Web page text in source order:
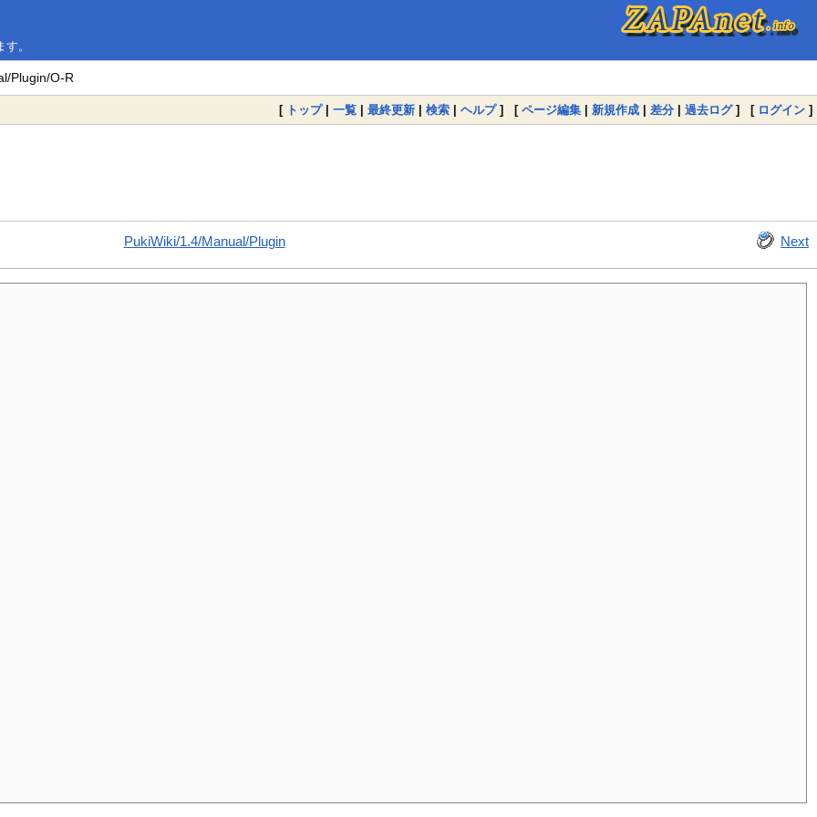
。
Plugin/O-R
[ トップ| 一覧 | 最終更新 | 検索 | ヘルプ] [ ページ編集 | 新規作成 | 差分 | 過去ログ] [ ログイン ]
Next
PukiWiki/1.4/Manual/Plugin